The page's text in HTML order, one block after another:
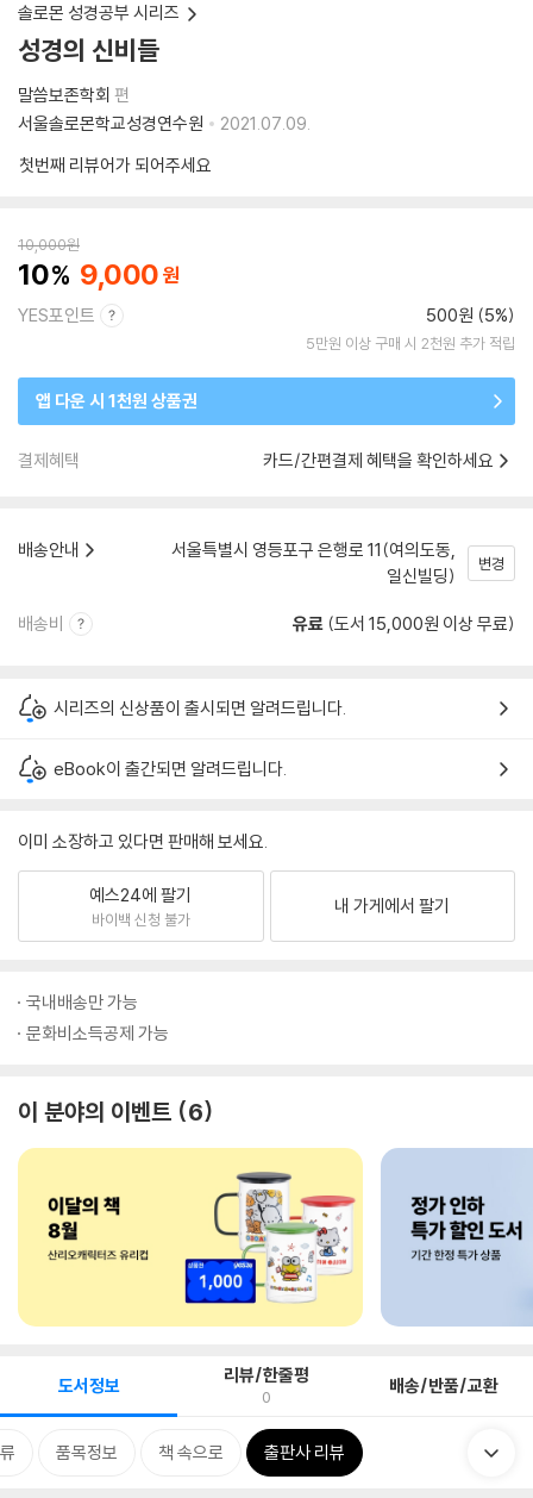
솔로몬 성경공부 시리즈
성경의 신비들
말씀보존학회 편
서울솔로몬학교성경연수원
2021.07.09.
첫번째 리뷰어가 되어주세요
10,000원
10 9,000
YES포인트 500원 (5%)
5만원 이상 구매 시 2천원 추가 적립
앱 다운 시 1천원 상품권
결제혜택 카드/간편결제 혜택을 확인하세요
배송안내
서울특별시 영등포구 은행로 11(여의도동,
일신빌딩)
변경
배송비 유료 (도서 15,000원 이상 무료)
시리즈의 신상품이 출시되면 알려드립니다.
eBook이 출간되면 알려드립니다.
이미 소장하고 있다면 판매해 보세요.
예스24에 팔기
바이백 신청 불가
내 가게에서 팔기
국내배송만 가능
문화비소득공제 가능
이 분야의 이벤트 6
도서정보 리뷰/한줄평
0 배송/반품/교환
품목정보 책 속으로 출판사 리뷰